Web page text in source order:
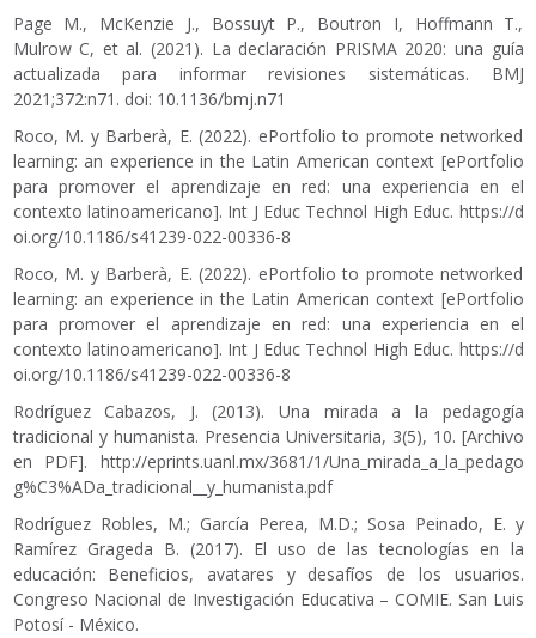
Page M., McKenzie J., Bossuyt P., Boutron I, Hoffmann T.,
Mulrow C, et al. (2021). La declaración PRISMA 2020: una guía
actualizada para informar revisiones sistemáticas. BMJ
2021;372:n71. doi: 10.1136/bmj.n71
Roco, M. y Barberà, E. (2022). ePortfolio to promote networked
learning: an experience in the Latin American context [ePortfolio
para promover el aprendizaje en red: una experiencia en el
contexto latinoamericano]. Int J Educ Technol High Educ. https://d
oi.org/10.1186/s41239-022-00336-8
Roco, M. y Barberà, E. (2022). ePortfolio to promote networked
learning: an experience in the Latin American context [ePortfolio
para promover el aprendizaje en red: una experiencia en el
contexto latinoamericano]. Int J Educ Technol High Educ. https://d
oi.org/10.1186/s41239-022-00336-8
Rodríguez Cabazos, J. (2013). Una mirada a la pedagogía
tradicional y humanista. Presencia Universitaria, 3(5), 10. [Archivo
en PDF]. http://eprints.uanl.mx/3681/1/Una_mirada_a_la_pedago
g%C3%ADa_tradicional__y_humanista.pdf
Rodríguez Robles, M.; García Perea, M.D.; Sosa Peinado, E. y
Ramírez Grageda B. (2017). El uso de las tecnologías en la
educación: Beneficios, avatares y desafíos de los usuarios.
Congreso Nacional de Investigación Educativa – COMIE. San Luis
Potosí - México.